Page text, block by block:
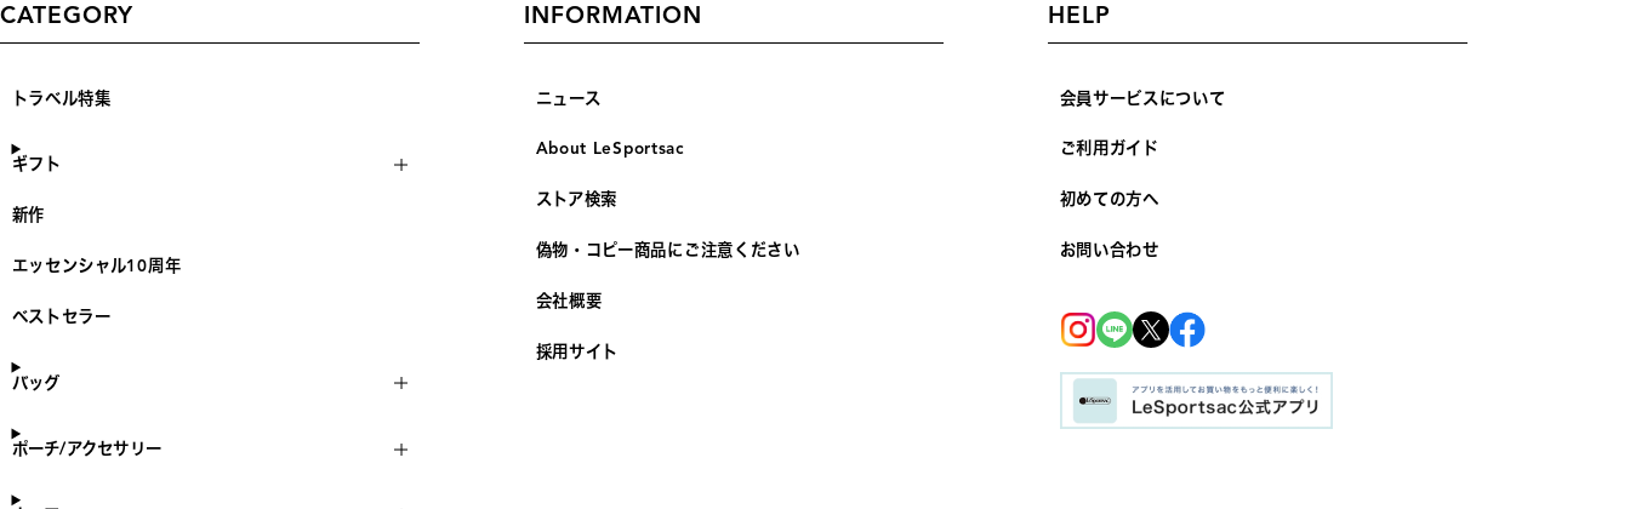
CATEGORY
トラベル特集
ギフト
新作
エッセンシャル10周年
ベストセラー
バッグ
ポーチ/アクセサリー
INFORMATION
ニュース
About LeSportsac
ストア検索
偽物・コピー商品にご注意ください
会社概要
採用サイト
HELP
会員サービスについて
ご利用ガイド
初めての方へ
お問い合わせ